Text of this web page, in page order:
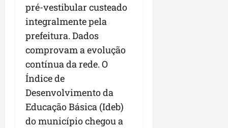
pré-vestibular custeado
integralmente pela
prefeitura. Dados
comprovam a evolução
contínua da rede. O
Índice de
Desenvolvimento da
Educação Básica (Ideb)
do município chegou a